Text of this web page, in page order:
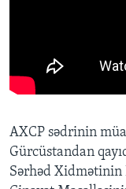
AXCP sədrinin
Gürcüstandan
Sərhəd Xidmətinin